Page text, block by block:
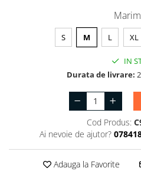
S M L XL
IN
Durata de livrare:
Cod Produs:
Ai nevoie de ajutor?
Adauga la Favorite